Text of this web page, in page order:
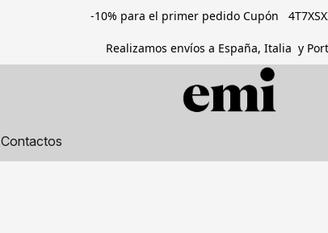
-10% para el primer pedido Cupón
Realizamos envíos a España, Italia y
Contactos